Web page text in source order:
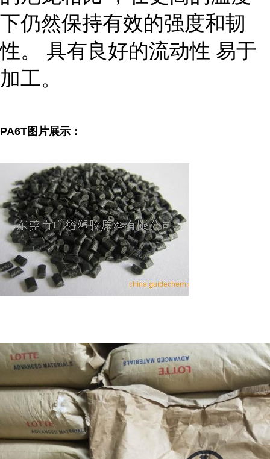
下仍然保持有效的强度和韧
性。 具有良好的流动性 易于
加工。
PA6T图片展示：